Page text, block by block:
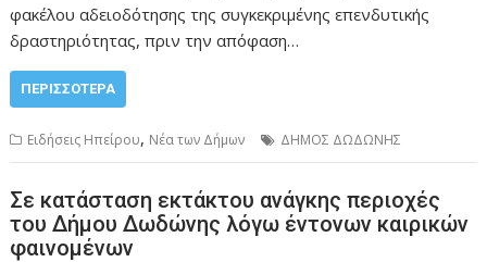
φακέλου αδειοδότησης της συγκεκριμένης επενδυτικής
δραστηριότητας, πριν την απόφαση…
ΠΕΡΙΣΣΌΤΕΡΑ
Ειδήσεις Ηπείρου, Νέα των Δήμων ΔΗΜΟΣ ΔΩΔΩΝΗΣ
Σε κατάσταση εκτάκτου ανάγκης περιοχές
του Δήμου Δωδώνης λόγω έντονων καιρικών
φαινομένων